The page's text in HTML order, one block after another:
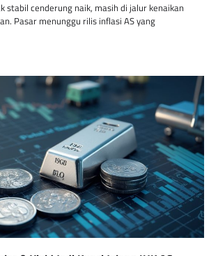
stabil cenderung naik, masih di jalur kenaikan
Pasar menunggu rilis inflasi AS yang